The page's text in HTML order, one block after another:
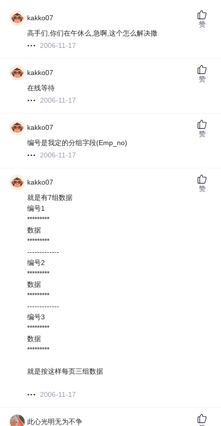
kakko07
高手们,你们在午休么,急啊,这个怎么解决撒
2006-11-17
赞
kakko07
在线等待
2006-11-17
赞
kakko07
编号是我定的分组字段(Emp_no)
2006-11-17
赞
kakko07
就是有7组数据
编号1
*********
数据
*********
-------------
编号2
*********
数据
*********
-------------
编号3
*********
数据
*********
就是按这样每页三组数据
2006-11-17
赞
此心光明无为不争